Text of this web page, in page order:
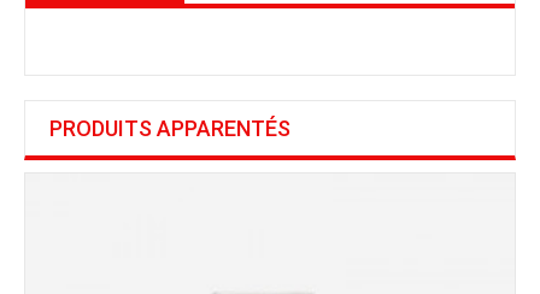
PRODUITS APPARENTÉS